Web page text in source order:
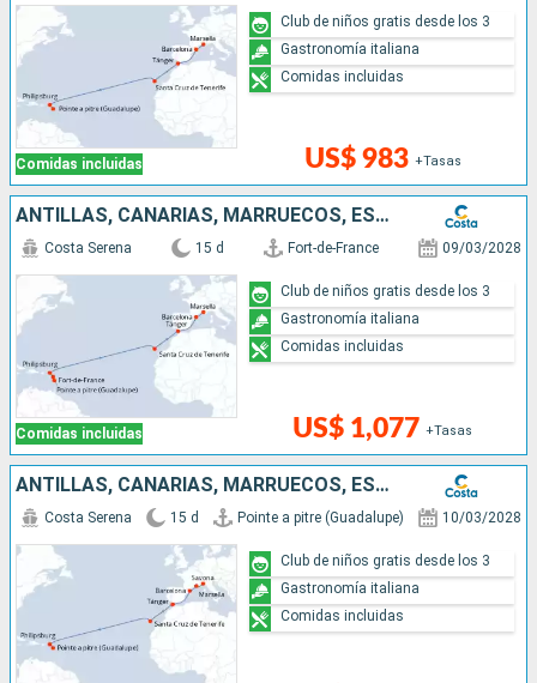
Comidas incluidas US$ 983 +Tasas
Club de niños gratis desde los 3
Gastronomía italiana
Comidas incluidas
ANTILLAS, CANARIAS, MARRUECOS, ESPAÑA, FRANCIA
Comidas incluidas
Costa Serena 15 d Fort-de-France 09/03/2028
US$ 1,077 +Tasas
Club de niños gratis desde los 3
Gastronomía italiana
Comidas incluidas
ANTILLAS, CANARIAS, MARRUECOS, ESPAÑA, FRANCIA, ITALIA
Costa Serena 15 d Pointe a pitre (Guadalupe) 10/03/2028
Club de niños gratis desde los 3
Gastronomía italiana
Comidas incluidas